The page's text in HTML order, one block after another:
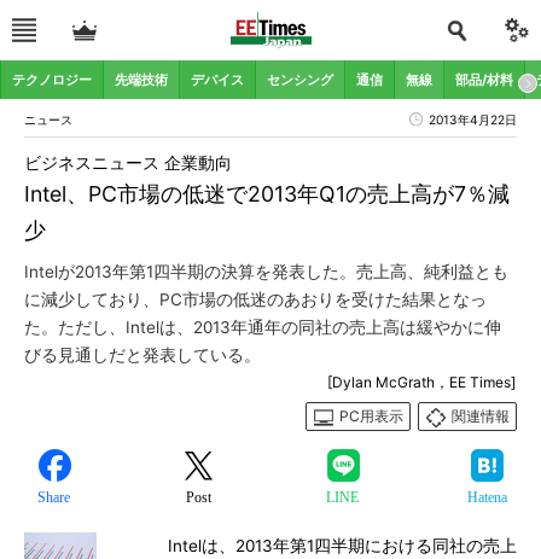
テクノロジー 先端技術 デバイス センシング 通信 無線 部品/材料
ニュース 2013年4月22日
Intel、PC市場の低迷で2013年Q1の売上高が7％減
少
ビジネスニュース 企業動向
Intelが2013年第1四半期の決算を発表した。売上高、純利益とも
に減少しており、PC市場の低迷のあおりを受けた結果となっ
た。ただし、Intelは、2013年通年の同社の売上高は緩やかに伸
びる見通しだと発表している。
[Dylan McGrath，EE Times]
PC用表示
関連情報
Share Post LINE Hatena
Intelは、2013年第1四半期における同社の売上